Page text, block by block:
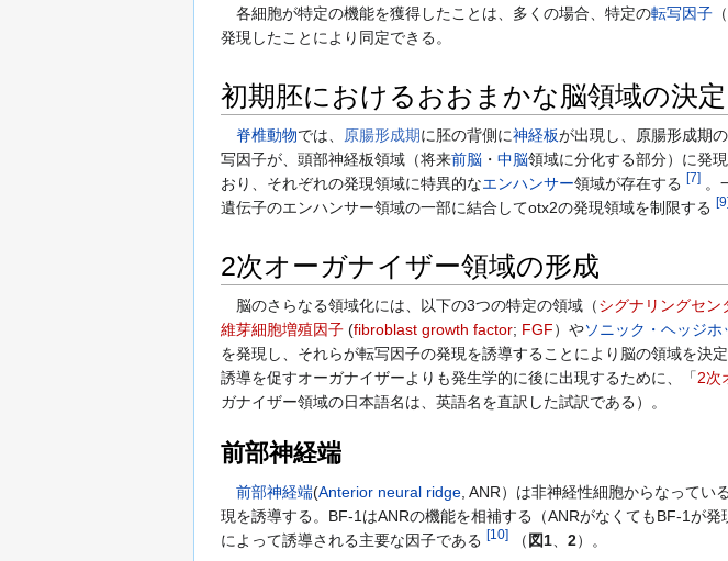
各細胞が特定の機能を獲得したことは、多くの場合、特定の転写因子
発現したことにより同定できる。
初期胚におけるおおまかな脳領域の決定
脊椎動物では、 原腸形成期に胚の背側に神経板が出現し、原腸形成期
写因子が、頭部神経板領域（将来前脳 ・ 中脳領域に分化する部分）に発
おり、それぞれの発現領域に特異的なエンハンサー領域が存在する [7] 。
遺伝子のエンハンサー領域の一部に結合してotx2の発現領域を制限する [9]
2次オーガナイザー領域の形成
脳のさらなる領域化には、以下の3つの特定の領域（シグナリングセン
維芽細胞増殖因子 (fibroblast growth factor; FGF）やソニック・ヘッジホ
を発現し、それらが転写因子の発現を誘導することにより脳の領域を決
誘導を促すオーガナイザーよりも発生学的に後に出現するために、「2次
ガナイザー領域の日本語名は、英語名を直訳した試訳である）。
前部神経端
前部神経端(Anterior neural ridge, ANR）は非神経性細胞からなってい
現を誘導する。BF-1はANRの機能を相補する（ANRがなくてもBF-1が
によって誘導される主要な因子である [10] （ 図1、 2）。